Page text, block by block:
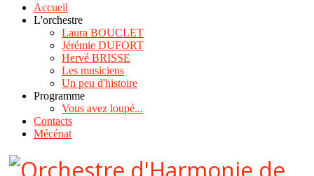
Accueil
L'orchestre
Laura BOUCLET
Jérémie DUFORT
Hervé BRISSE
Les musiciens
Un peu d'histoire
Programme
Vous avez loupé...
Contacts
Mécénat